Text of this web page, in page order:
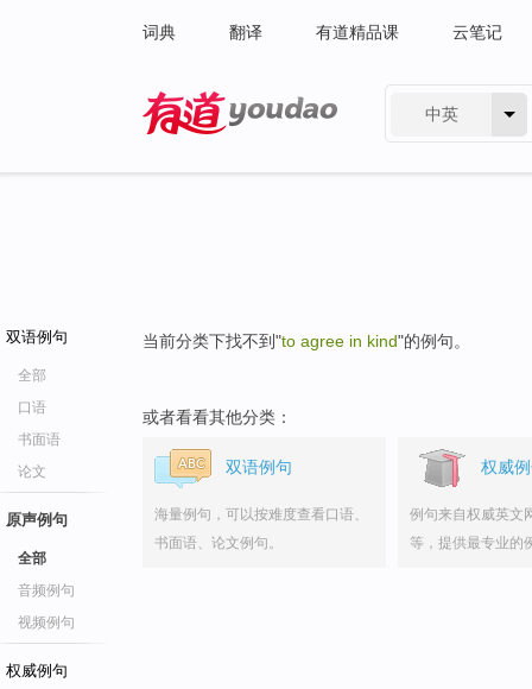
词典 翻译 有道精品课 云笔记
中英
双语例句
全部
口语
书面语
论文
原声例句
全部
音频例句
视频例句
权威例句
当前分类下找不到"to agree in kind"的例句。
或者看看其他分类：
双语例句
海量例句，可以按难度查看口语、
书面语、论文例句。
权威
例句来自权威英文
等，提供最专业的